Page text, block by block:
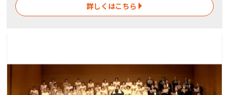
詳しくはこちら